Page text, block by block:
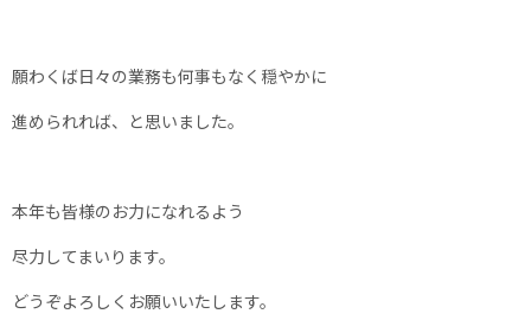
願わくば日々の業務も何事もなく穏やかに
進められれば、と思いました。
本年も皆様のお力になれるよう
尽力してまいります。
どうぞよろしくお願いいたします。